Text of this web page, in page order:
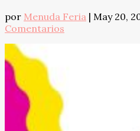
por Menuda Feria | May 20,
Comentarios